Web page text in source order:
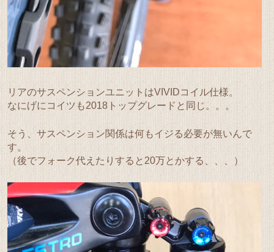
リアのサスペンションユニットはVIVIDコイル仕様。
なにげにコイツも2018トップグレードと同じ。。。
そう、サスペンション関係は何もイジる必要が無いんで
す。
（後でフォーク代えたりすると20万とかする、、、）